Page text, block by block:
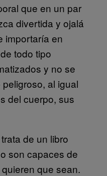
que en un par
divertida y ojalá
importaría en
todo tipo
y no se
al igual
del cuerpo, sus
de un libro
son capaces de
que sean.